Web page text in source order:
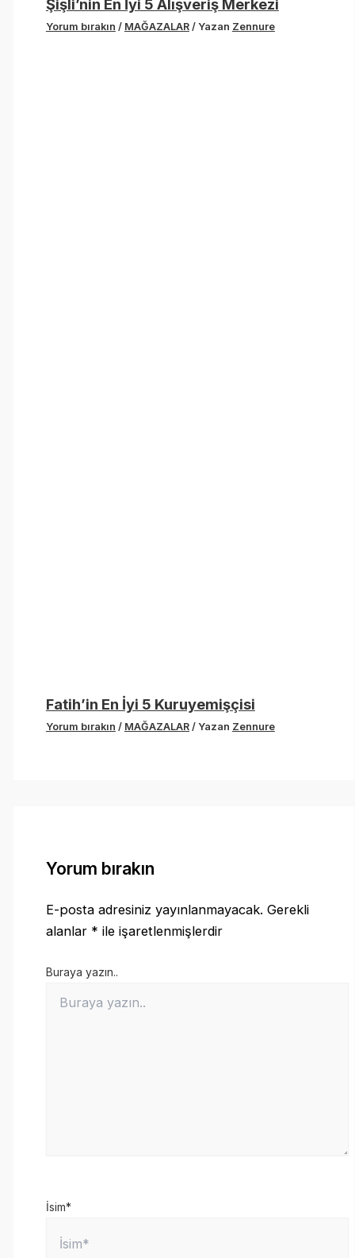
Şişli’nin En İyi 5 Alışveriş Merkezi
Yorum bırakın / MAĞAZALAR/ Yazan Zennure
Fatih’in En İyi 5 Kuruyemişçisi
Yorum bırakın / MAĞAZALAR/ Yazan Zennure
Yorum bırakın
E-posta adresiniz yayınlanmayacak. Gerekli
alanlar * ile işaretlenmişlerdir
Buraya yazın..
İsim*